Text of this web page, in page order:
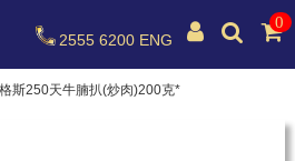
0
2555 6200 ENG
斯250天牛腩扒(炒肉)200克*